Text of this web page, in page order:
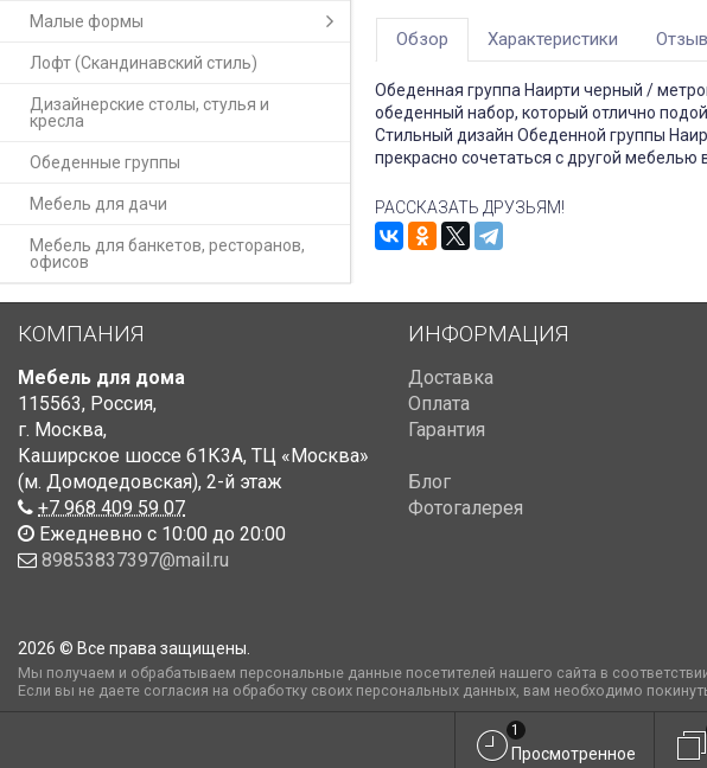
Малые формы
Лофт (Скандинавский стиль)
Дизайнерские столы, стулья и
кресла
Обеденные группы
Мебель для дачи
Мебель для банкетов, ресторанов,
офисов
Обзор Характеристики
Обеденная группа Наирти черный /
обеденный набор, который отлично
Стильный дизайн Обеденной группы
прекрасно сочетаться с другой мебелью
РАССКАЗАТЬ ДРУЗЬЯМ!
КОМПАНИЯ
Мебель для дома
115563, Россия,
г. Москва,
Каширское шоссе 61К3А, ТЦ «Москва»
(м. Домодедовская), 2-й этаж
+7 968 409 59 07
Ежедневно с 10:00 до 20:00
89853837397@mail.ru
ИНФОРМАЦИЯ
Доставка
Оплата
Гарантия
Блог
Фотогалерея
2026 © Все права защищены.
Мы получаем и обрабатываем персональные данные посетителей нашего сайта в
Если вы не даете согласия на обработку своих персональных данных, вам необходимо
Просмотренное
1